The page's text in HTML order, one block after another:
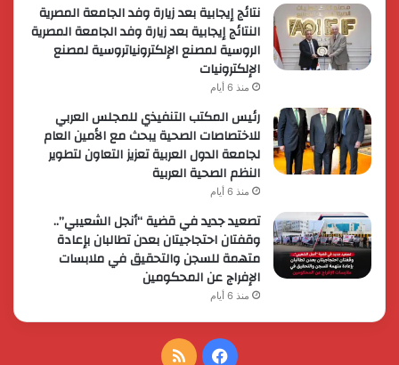
نتائج إيجابية بعد زيارة وفد الجامعة المصرية
النتائج إيجابية بعد زيارة وفد الجامعة المصرية
الروسية لمصنع الإلكترونياتروسية لمصنع
الإلكترونيات
منذ 6 أيام
رئيس المكتب التنفيذي للمجلس العربي
للاختصاصات الصحية يبحث مع الأمين العام
لجامعة الدول العربية تعزيز التعاون لتطوير
النظم الصحية العربية
منذ 6 أيام
تصعيد جديد في قضية “أنجل الشعيبي”..
وقفتان احتجاجيتان بعدن تطالبان بإعادة
متهمة للسجن والتحقيق في ملابسات
الإفراج عن المحكومين
منذ 6 أيام
فيسبوكملخص